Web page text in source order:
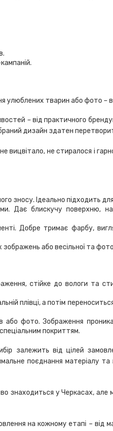
улюблених тварин або фото
– від практичного
дизайн здатен
не стиралося і
зносу. Ідеально
Дає блискучу поверхню,
Добре тримає фарбу,
або весільної та
стійке до вологи та
плівці, а потім
або фото. Зображення
покриттям.
залежить від цілей
поєднання
у Черкасах, але
на кожному етапі – від